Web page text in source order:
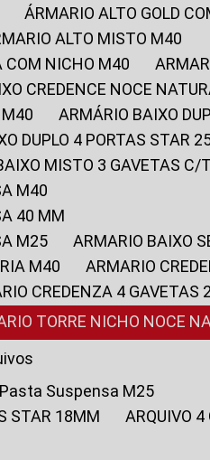
ÁRMARIO ALTO GOLD
ALTO MISTO M40
COM NICHO M40
CREDENCE NOCE
M40
ARMÁRIO BAIXO
DUPLO 4 PORTAS STAR
BAIXO MISTO 3 GAVETAS
M40
40 MM
M25
ARMARIO BAIXO
M40
ARMARIO
CREDENZA 4 GAVETAS
TORRE NICHO NOCE
Pasta Suspensa M25
STAR 18MM
ARQUIVO